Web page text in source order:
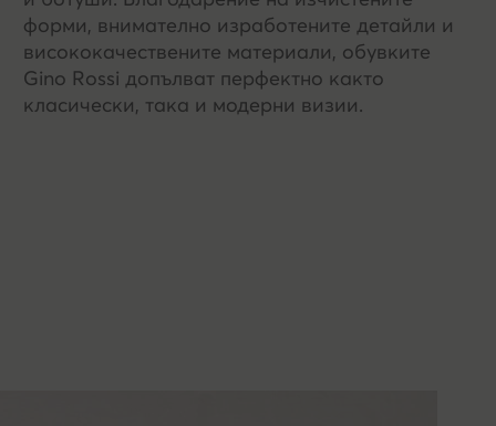
форми, внимателно изработените детайли и
висококачествените материали, обувките
Gino Rossi допълват перфектно както
класически, така и модерни визии.
е